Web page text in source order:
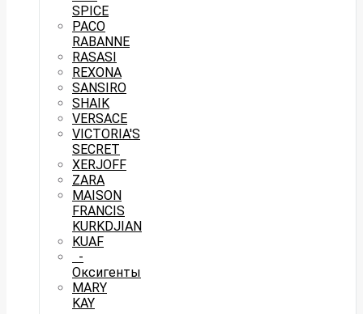
SPICE
PACO
RABANNE
RASASI
REXONA
SANSIRO
SHAIK
VERSACE
VICTORIA'S
SECRET
XERJOFF
ZARA
MAISON
FRANCIS
KURKDJIAN
KUAF
-
Оксигенты
MARY
KAY